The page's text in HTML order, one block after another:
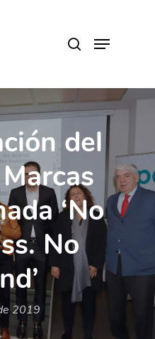
Menu
del
‘No
No
2019